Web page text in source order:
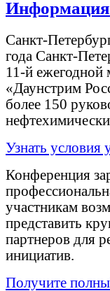
Информация
Санкт-
года Санкт-
11-й
«Даунстрим
более 150
Узнать условия
Конференция
участникам
представить
партнеров для
инициатив.
Получите